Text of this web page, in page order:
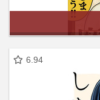
6.94